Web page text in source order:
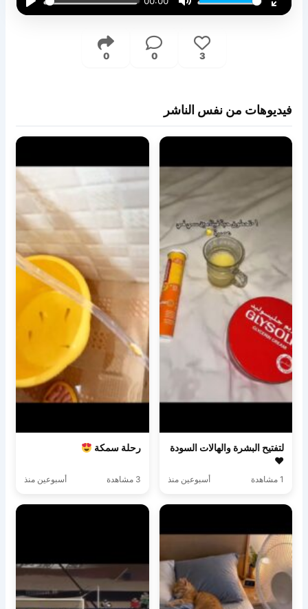
Play Mute
Enter
3
0
0
فيديوهات من نفس الناشر
لتفتيح البشرة والهالات السودة
♥️
1 مشاهدة أسبوعين منذ
رحلة سمكة
3 مشاهدة أسبوعين منذ